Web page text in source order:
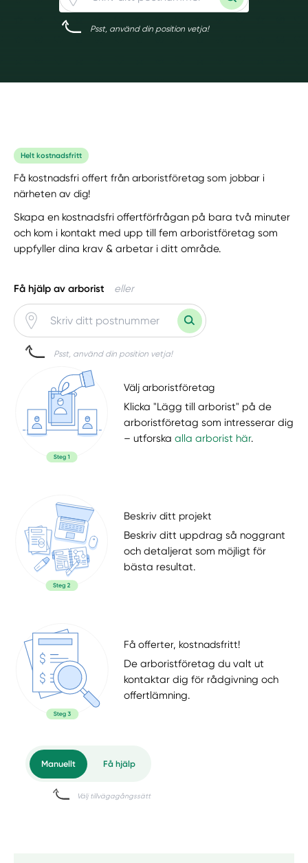
Psst, använd din position vetja!
Helt kostnadsfritt
Få kostnadsfri offert från arboristföretag som jobbar i
närheten av dig!
Skapa en kostnadsfri offertförfrågan på bara två minuter
och kom i kontakt med upp till fem arboristföretag som
uppfyller dina krav & arbetar i ditt område.
Få hjälp av arborist eller
Psst, använd din position vetja!
Välj arboristföretag
Klicka "Lägg till arborist" på de
arboristföretag som intresserar dig
– utforskaalla arborist här.
Beskriv ditt projekt
Beskriv ditt uppdrag så noggrant
och detaljerat som möjligt för
bästa resultat.
Få offerter, kostnadsfritt!
De arboristföretag du valt ut
kontaktar dig för rådgivning och
offertlämning.